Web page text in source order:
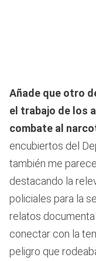
Añade que otro
el trabajo de los
combate al
encubiertos del
también me
destacando la
policiales para la
relatos
conectar con la
peligro que